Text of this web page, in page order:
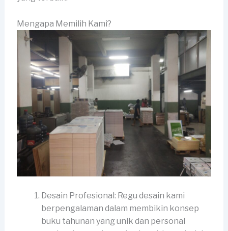
Mengapa Memilih Kami?
Desain Profesional: Regu desain kami
berpengalaman dalam membikin konsep
buku tahunan yang unik dan personal